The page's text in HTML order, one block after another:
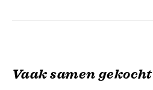
Vaak samen gekocht